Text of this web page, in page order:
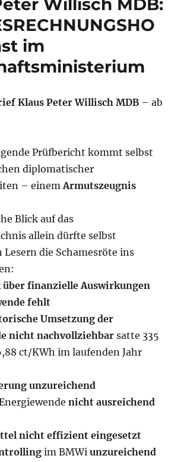
Willisch MDB:
im
Klaus Peter Willisch MDB – ab
Prüfbericht kommt selbst
diplomatischer
– einemArmutszeugnis
Blick auf das
allein dürfte selbst
die Schamesröte ins
über finanzielle Auswirkungen
fehlt
Umsetzung der
nicht nachvollziehbar satte 335
ct/KWh im laufenden Jahr
unzureichend
nicht ausreichend
nicht effizient eingesetzt
im BMWiunzureichend